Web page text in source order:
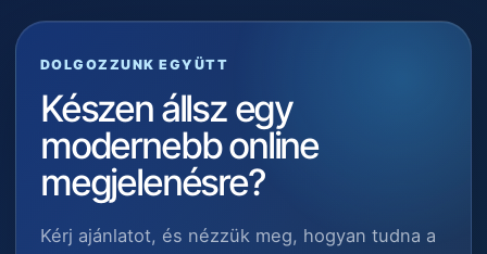
DOLGOZZUNK EGYÜTT
Készen állsz egy
modernebb online
megjelenésre?
Kérj ajánlatot, és nézzük meg, hogyan tudna a